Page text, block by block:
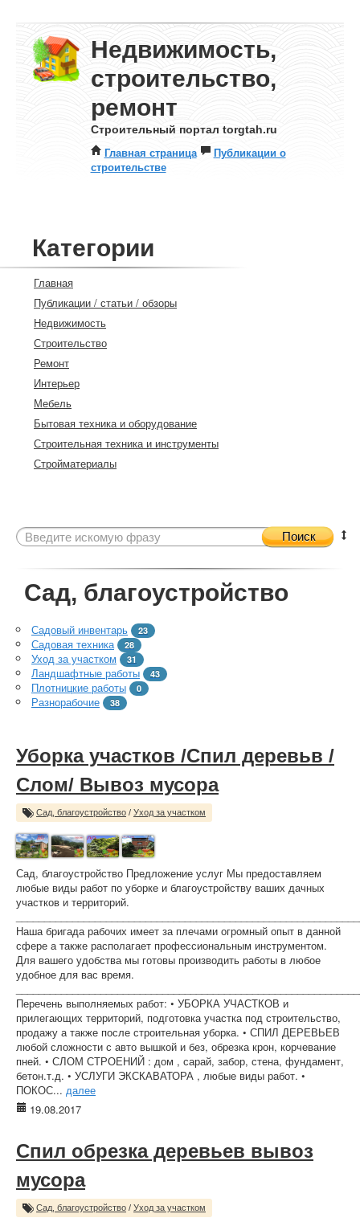
Недвижимость,
строительство,
ремонт
Строительный портал torgtah.ru
Главная страница
Публикации о
строительстве
Категории
Главная
Публикации / статьи / обзоры
Недвижимость
Строительство
Ремонт
Интерьер
Мебель
Бытовая техника и оборудование
Строительная техника и инструменты
Стройматериалы
Поиск
Сад, благоустройство
Садовый инвентарь 23
Садовая техника 28
Уход за участком 31
Ландшафтные работы 43
Плотницкие работы 0
Разнорабочие 38
Уборка участков /Спил деревьв /
Слом/ Вывоз мусора
Сад, благоустройство / Уход за участком
Сад, благоустройство Предложение услуг Мы предоставляем
любые виды работ по уборке и благоустройству ваших дачных
участков и территорий.
Наша бригада рабочих имеет за плечами огромный опыт в данной
сфере а также располагает профессиональным инструментом.
Для вашего удобства мы готовы производить работы в любое
удобное для вас время.
Перечень выполняемых работ: • УБОРКА УЧАСТКОВ и
прилегающих территорий, подготовка участка под строительство,
продажу а также после строительная уборка. • СПИЛ ДЕРЕВЬЕВ
любой сложности с авто вышкой и без, обрезка крон, корчевание
пней. • СЛОМ СТРОЕНИЙ : дом , сарай, забор, стена, фундамент,
бетон.т.д. • УСЛУГИ ЭКСКАВАТОРА , любые виды работ. •
ПОКОС... далее
19.08.2017
Спил обрезка деревьев вывоз
мусора
Сад, благоустройство / Уход за участком